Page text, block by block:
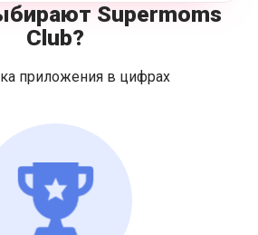
Supermoms
Club?
приложения в цифрах